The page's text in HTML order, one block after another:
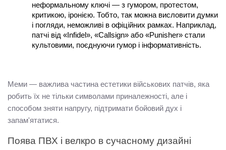
неформальному ключі — з гумором, протестом,
критикою, іронією. Тобто, так можна висловити думки
і погляди, неможливі в офіційних рамках. Наприклад,
патчі від «Infidel», «Callsign» або «Punisher» стали
культовими, поєднуючи гумор і інформативність.
Меми — важлива частина естетики військових патчів, яка
робить їх не тільки символами приналежності, але і
способом зняти напругу, підтримати бойовий дух і
запам'ятатися.
Поява ПВХ і велкро в сучасному дизайні